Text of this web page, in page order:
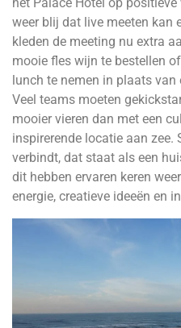
het Palace Hotel op
weer blij dat live meeten kan
kleden de meeting nu extra
mooie fles wijn te bestellen
lunch te nemen in plaats
Veel teams moeten
mooier vieren dan met een
inspirerende locatie aan zee.
verbindt, dat staat als een
dit hebben ervaren keren
energie, creatieve ideeën en